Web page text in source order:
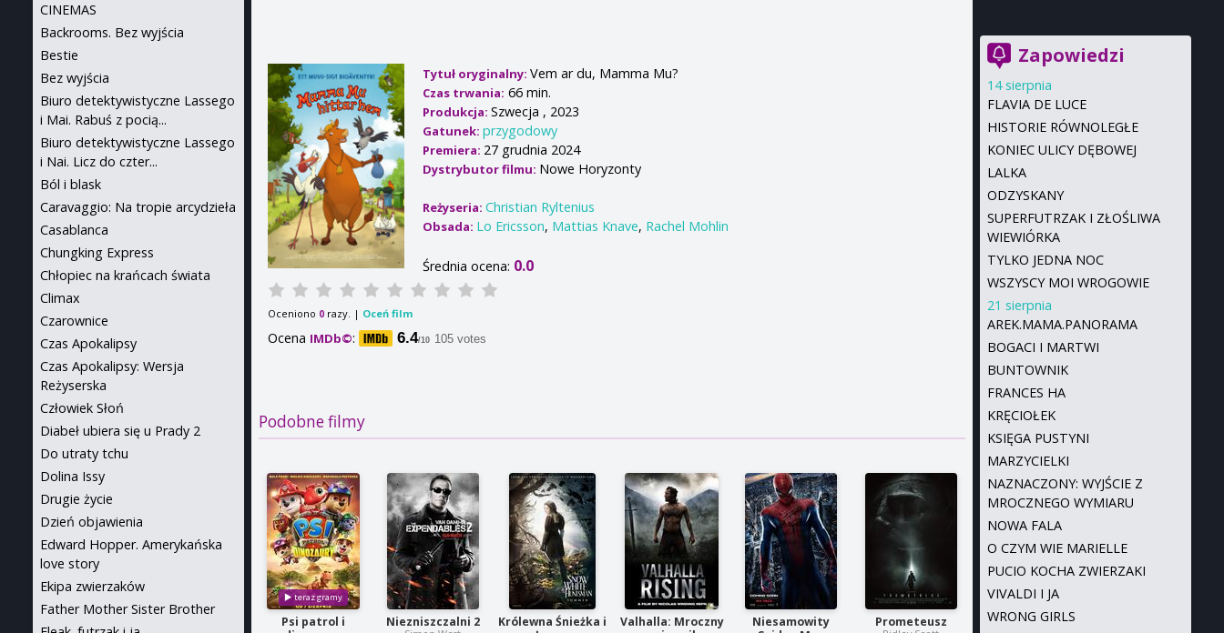
Tytuł oryginalny:Vem ar du, Mamma Mu?
Czas trwania: 66 min.
Produkcja:Szwecja , 2023
Gatunek:przygodowy
Premiera: 27 grudnia 2024
Dystrybutor filmu: Nowe Horyzonty
Reżyseria:Christian Ryltenius
Obsada: Lo Ericsson, Mattias Knave, Rachel Mohlin
Średnia ocena: 0.0
Oceniono 0 razy. | Oceń film
Ocena IMDb©: 6.4/10 105 votes
Podobne filmy
Psi patrol i
Niezniszczalni 2
Królewna Śnieżka i
Valhalla: Mroczny
Niesamowity
Prometeusz
Zapowiedzi
14 sierpnia
FLAVIA DE LUCE
HISTORIE RÓWNOLEGŁE
KONIEC ULICY DĘBOWEJ
LALKA
ODZYSKANY
SUPERFUTRZAK I ZŁOŚLIWA
WIEWIÓRKA
TYLKO JEDNA NOC
WSZYSCY MOI WROGOWIE
21 sierpnia
AREK.MAMA.PANORAMA
BOGACI I MARTWI
BUNTOWNIK
FRANCES HA
KRĘCIOŁEK
KSIĘGA PUSTYNI
MARZYCIELKI
NAZNACZONY: WYJŚCIE Z
MROCZNEGO WYMIARU
NOWA FALA
O CZYM WIE MARIELLE
PUCIO KOCHA ZWIERZAKI
VIVALDI I JA
WRONG GIRLS
CINEMAS
Backrooms. Bez wyjścia
Bestie
Bez wyjścia
Biuro detektywistyczne Lassego
i Mai. Rabuś z pocią...
Biuro detektywistyczne Lassego
i Nai. Licz do czter...
Ból i blask
Caravaggio: Na tropie arcydzieła
Casablanca
Chungking Express
Chłopiec na krańcach świata
Climax
Czarownice
Czas Apokalipsy
Czas Apokalipsy: Wersja
Reżyserska
Człowiek Słoń
Diabeł ubiera się u Prady 2
Do utraty tchu
Dolina Issy
Drugie życie
Dzień objawienia
Edward Hopper. Amerykańska
love story
Ekipa zwierzaków
Father Mother Sister Brother